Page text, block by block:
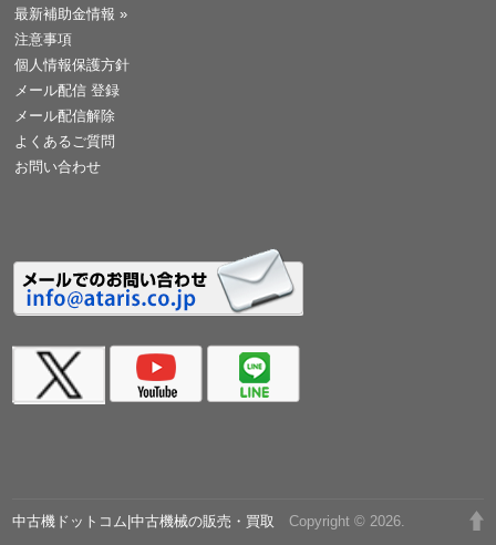
最新補助金情報 »
注意事項
個人情報保護方針
メール配信 登録
メール配信解除
よくあるご質問
お問い合わせ
中古機ドットコム|中古機械の販売・買取 Copyright © 2026.